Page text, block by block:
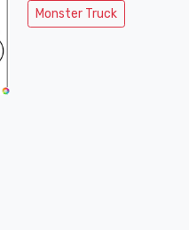
Monster Truck